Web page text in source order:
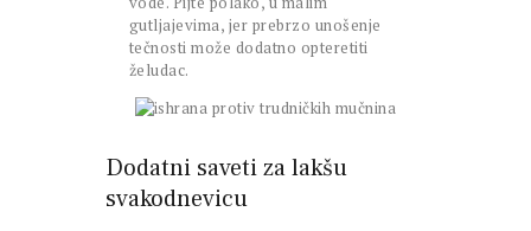
gutljajevima, jer prebrzo unošenje
tečnosti može dodatno opteretiti
želudac.
Dodatni saveti za lakšu
svakodnevicu